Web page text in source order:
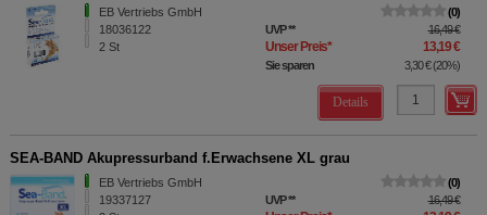
EB Vertriebs GmbH
18036122
2 St
0
UVP** 16,49 €
Unser Preis* 13,19 €
Sie sparen 3,30 €(20%)
Details
SEA-BAND Akupressurband f.Erwachsene XL grau
EB Vertriebs GmbH
19337127
0
UVP** 16,49 €